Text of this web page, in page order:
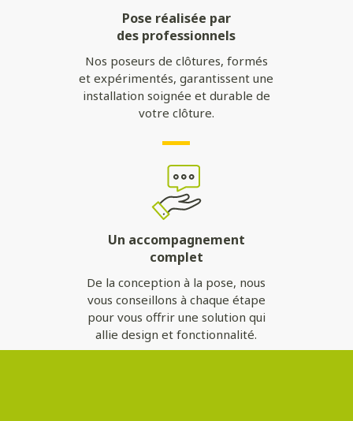
Pose réalisée par
des professionnels
Nos poseurs de clôtures, formés
et expérimentés, garantissent une
installation soignée et durable de
votre clôture.
Un accompagnement
complet
De la conception à la pose, nous
vous conseillons à chaque étape
pour vous offrir une solution qui
allie design et fonctionnalité.